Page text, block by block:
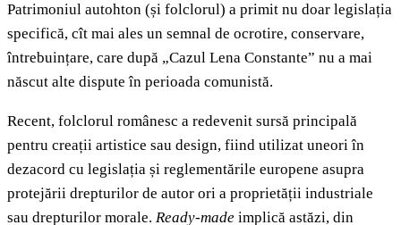
Patrimoniul autohton (și folclorul) a primit nu doar legislația
specifică, cît mai ales un semnal de ocrotire, conservare,
întrebuințare, care după „Cazul Lena Constante” nu a mai
născut alte dispute în perioada comunistă.
Recent, folclorul românesc a redevenit sursă principală
pentru creații artistice sau design, fiind utilizat uneori în
dezacord cu legislația și reglementările europene asupra
protejării drepturilor de autor ori a proprietății industriale
sau drepturilor morale. Ready-made implică astăzi, din